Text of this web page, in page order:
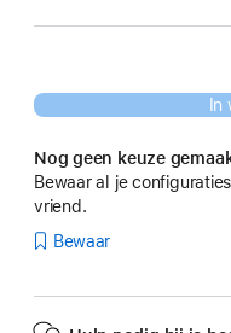
In
Nog geen keuze
Bewaar al je
vriend.
Bewaar